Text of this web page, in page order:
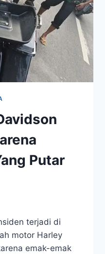
Putar
terjadi di
motor Harley
emak-emak